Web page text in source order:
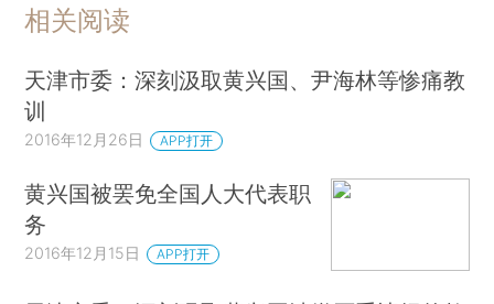
相关阅读
天津市委：深刻汲取黄兴国、尹海林等惨痛教
训
2016年12月26日 APP打开
黄兴国被罢免全国人大代表职
务
2016年12月15日 APP打开